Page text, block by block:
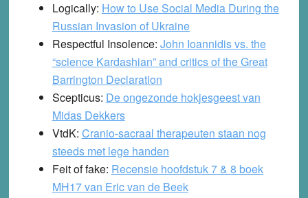
Logically: How to Use Social Media During the
Russian Invasion of Ukraine
Respectful Insolence: John Ioannidis vs. the
“science Kardashian” and critics of the Great
Barrington Declaration
Scepticus: De ongezonde hokjesgeest van
Midas Dekkers
VtdK: Cranio-sacraal therapeuten staan nog
steeds met lege handen
Feit of fake: Recensie hoofdstuk 7 & 8 boek
MH17 van Eric van de Beek